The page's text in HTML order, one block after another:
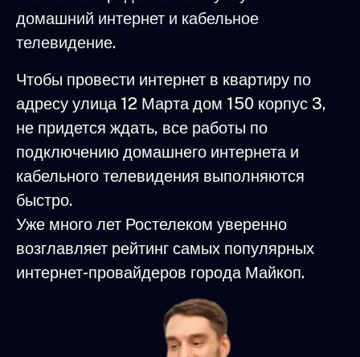
домашний интернет и кабельное
телевидение.
Чтобы провести интернет в квартиру по
адресу улица 12 Марта дом 150 корпус 3,
не придется ждать, все работы по
подключению домашнего интернета и
кабельного телевидения выполняются
быстро.
Уже много лет Ростелеком уверенно
возглавляет рейтинг самых популярных
интернет-провайдеров города Майкоп.